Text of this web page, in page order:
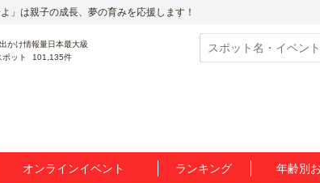
」は親子の成長、夢の育みを応援します！
ポット 101,135件
オンラインイベント ランキング 年齢別